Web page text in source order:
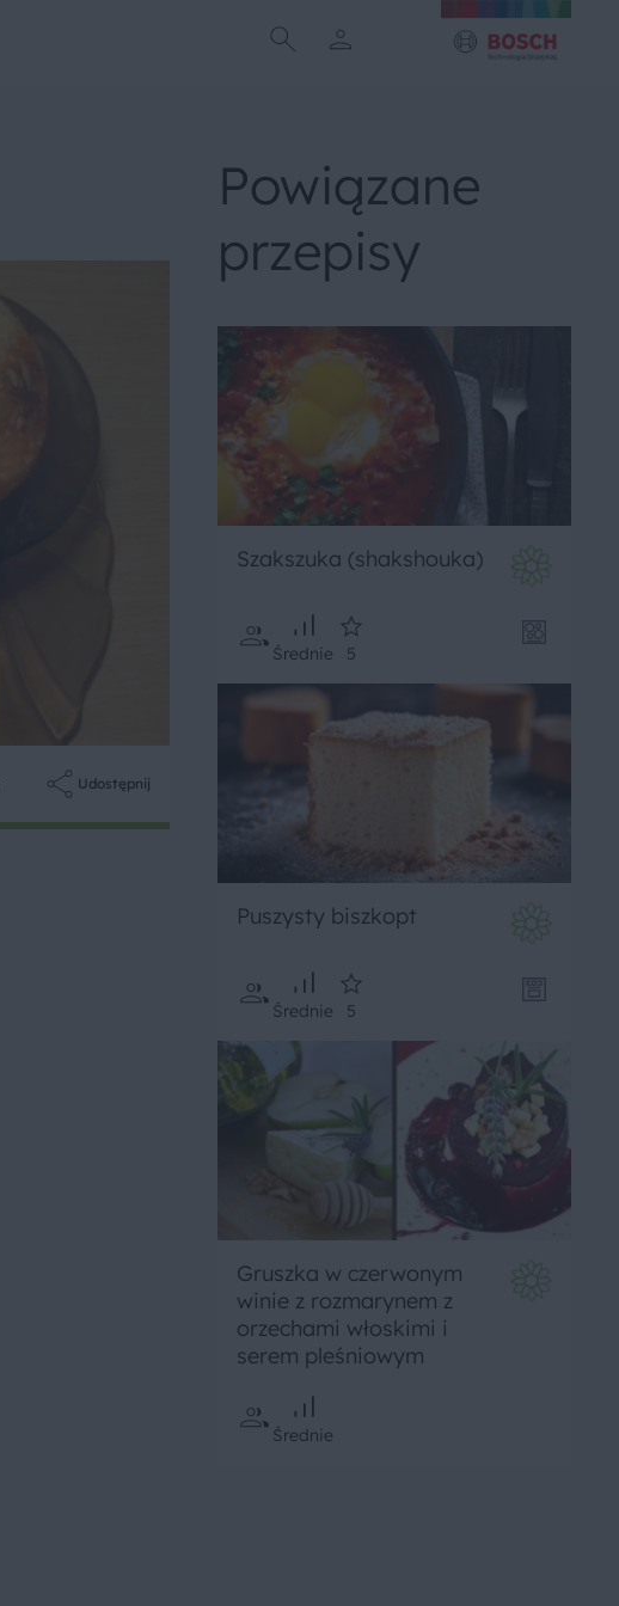
Udostępnij
Powiązane
przepisy
Szakszuka (shakshouka)
Średnie 5
Puszysty biszkopt
Średnie 5
Gruszka w czerwonym
winie z rozmarynem z
orzechami włoskimi i
serem pleśniowym
Średnie